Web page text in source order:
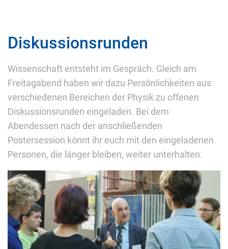
Diskussionsrunden
Wissenschaft entsteht im Gespräch. Gleich am
Freitagabend haben wir dazu Persönlichkeiten aus
verschiedenen Bereichen der Physik zu offenen
Diskussionsrunden eingeladen. Bei dem
Abendessen nach der anschließenden
Postersession könnt ihr euch mit den eingeladenen
Personen, die länger bleiben, weiter unterhalten.